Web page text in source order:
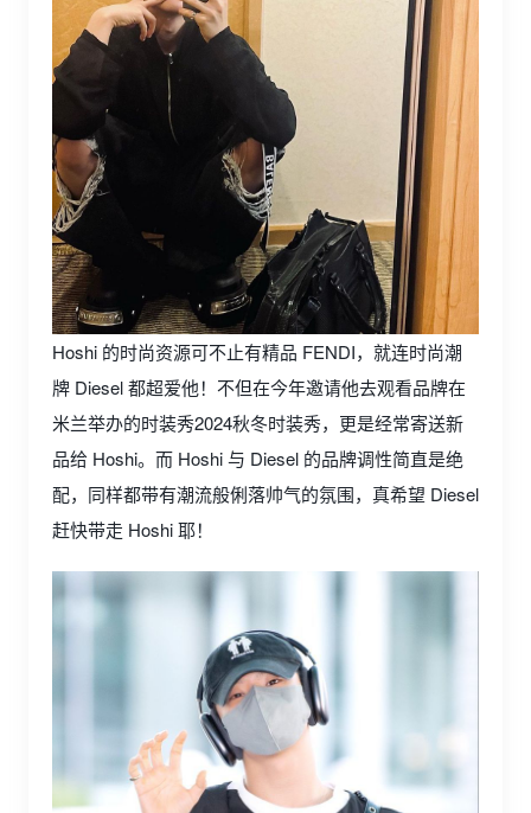
Hoshi 的时尚资源可不止有精品 FENDI，就连时尚潮
牌 Diesel 都超爱他！不但在今年邀请他去观看品牌在
米兰举办的时装秀2024秋冬时装秀，更是经常寄送新
品给 Hoshi。而 Hoshi 与 Diesel 的品牌调性简直是绝
配，同样都带有潮流般俐落帅气的氛围，真希望 Diesel
赶快带走 Hoshi 耶！